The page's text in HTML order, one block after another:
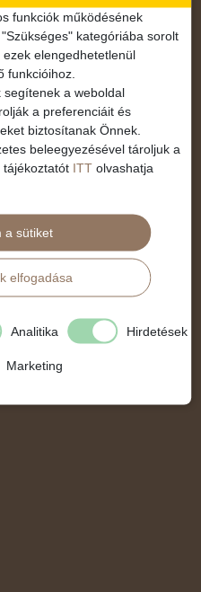
funkciók működésének
kategóriába sorolt
elengedhetetlenül
funkcióihoz.
segítenek a weboldal
a preferenciáit és
biztosítanak Önnek.
beleegyezésével tároljuk a
tájékoztatót ITT olvashatja
a sütiket
elfogadása
Analitika Hirdetések
Marketing